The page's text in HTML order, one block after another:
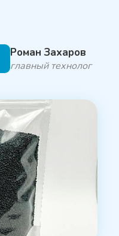
Роман Захаров
главный технолог